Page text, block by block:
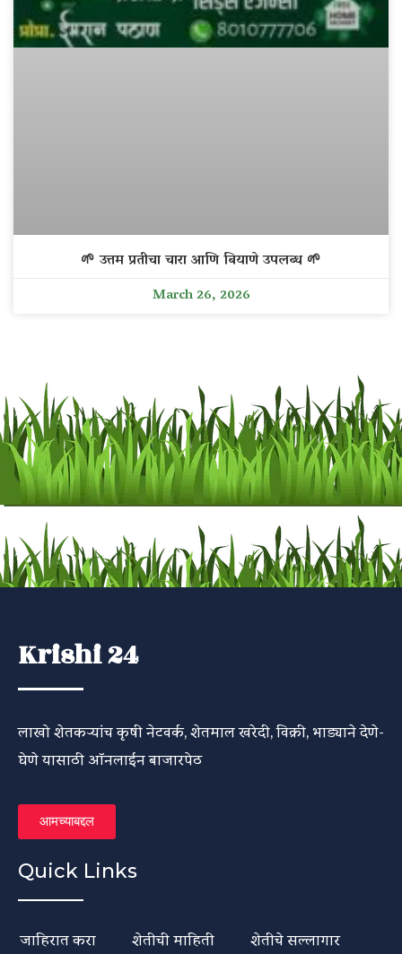
🌱 उत्तम प्रतीचा चारा आणि बियाणे उपलब्ध 🌱
March 26, 2026
Krishi 24
लाखो शेतकऱ्यांच कृषी नेटवर्क, शेतमाल खरेदी, विक्री, भाड्याने देणे-
घेणे यासाठी ऑनलाईन बाजारपेठ
आमच्याबद्दल
Quick Links
जाहिरात करा शेतीची माहिती शेतीचे सल्लागार